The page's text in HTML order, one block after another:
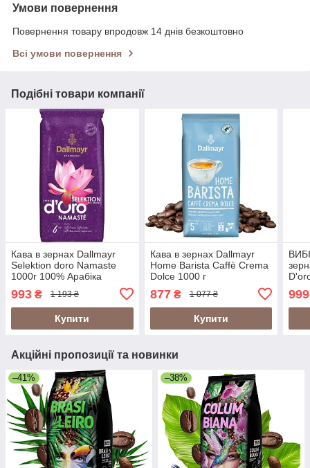
Умови повернення
Повернення товару впродовж 14 днів безкоштовно
Всі умови повернення
Подібні товари компанії
Кава в зернах Dallmayr
Selektion doro Namaste
1000г 100% Арабіка
Crema D'oro Namaste)
993 ₴ 1 193 ₴
Купити
Кава в зернах Dallmayr
Home Barista Caffè Crema
Dolce 1000 г
877₴ 1 077 ₴
Купити
999
Акційні пропозиції та новинки
–41% –38%